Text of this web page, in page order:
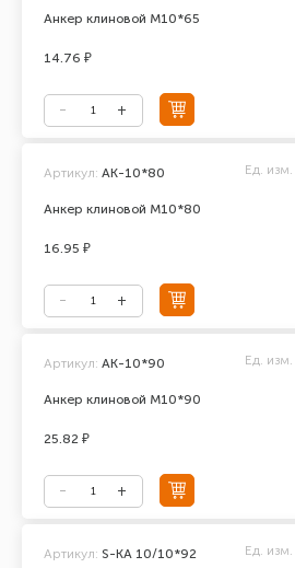
Анкер клиновой М10*65
14.76 ₽
Анкер клиновой М10*80
Артикул: АК-10*80 Ед. изм.
16.95 ₽
Анкер клиновой М10*90
Артикул: АК-10*90 Ед. изм.
25.82 ₽
Артикул: S-KA 10/10*92 Ед. изм.